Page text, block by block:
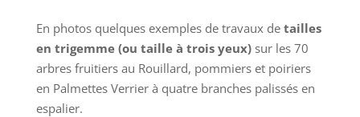
En photos quelques exemples de travaux de tailles
en trigemme (ou taille à trois yeux)sur les 70
arbres fruitiers au Rouillard, pommiers et poiriers
en Palmettes Verrier à quatre branches palissés en
espalier.